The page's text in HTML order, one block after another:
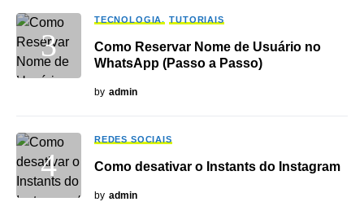
TECNOLOGIA TUTORIAIS
Como Reservar Nome de Usuário no
WhatsApp (Passo a Passo)
by admin
REDES SOCIAIS
Como desativar o Instants do Instagram
by admin